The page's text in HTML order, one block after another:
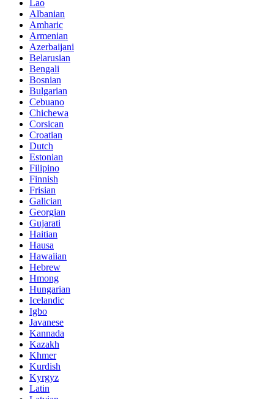
Lao
Albanian
Amharic
Armenian
Azerbaijani
Belarusian
Bengali
Bosnian
Bulgarian
Cebuano
Chichewa
Corsican
Croatian
Dutch
Estonian
Filipino
Finnish
Frisian
Galician
Georgian
Gujarati
Haitian
Hausa
Hawaiian
Hebrew
Hmong
Hungarian
Icelandic
Igbo
Javanese
Kannada
Kazakh
Khmer
Kurdish
Kyrgyz
Latin